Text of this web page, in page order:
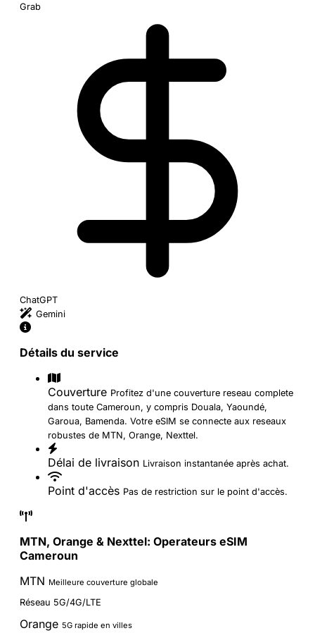
Grab
ChatGPT
Gemini
Détails du service
Couverture Profitez d'une couverture reseau complete
dans toute Cameroun, y compris Douala, Yaoundé,
Garoua, Bamenda. Votre eSIM se connecte aux reseaux
robustes de MTN, Orange, Nexttel.
Délai de livraison Livraison instantanée après achat.
Point d'accès Pas de restriction sur le point d'accès.
MTN, Orange & Nexttel: Operateurs eSIM
Cameroun
MTN Meilleure couverture globale
Réseau 5G/4G/LTE
Orange 5G rapide en villes